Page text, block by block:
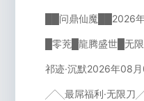
██问鼎仙魔██2026
█零茺█龍腾盛世█无
祁迹·沉默2026年08
╱╲最屌福利·无限刀